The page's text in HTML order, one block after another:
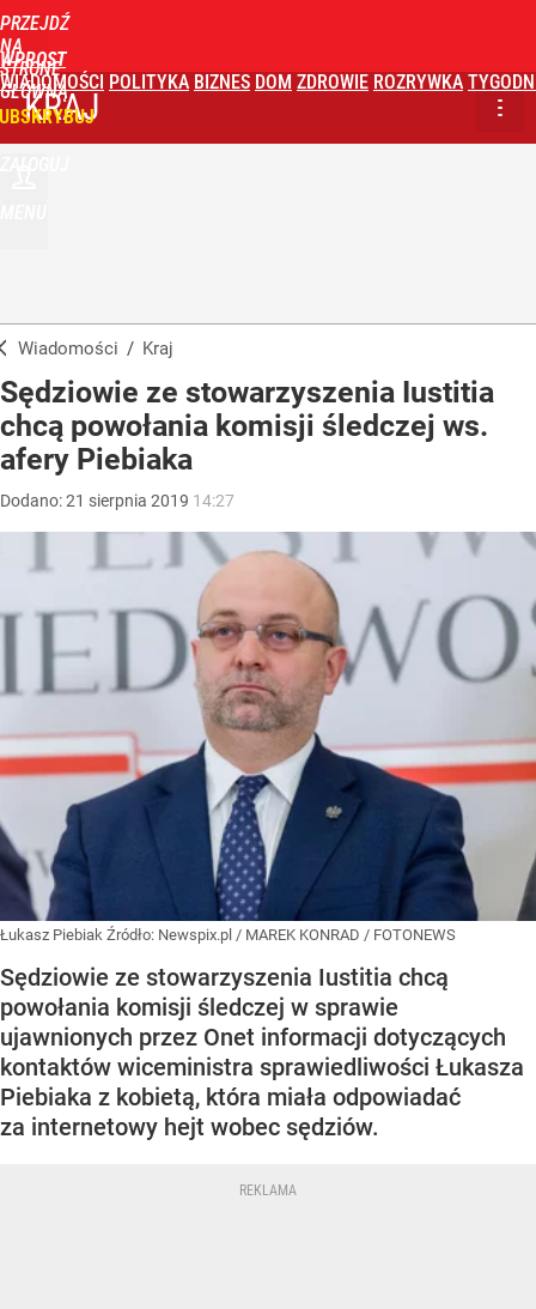
PRZEJDŹ
NA
STRONĘ
GŁÓWNĄ
WPROST
WIADOMOŚCI POLITYKA BIZNES DOM ZDROWIE ROZRYWKA
KRAJ
Wiadomości / Kraj
Sędziowie ze stowarzyszenia Iustitia
chcą powołania komisji śledczej ws.
afery Piebiaka
Dodano:21 sierpnia 2019 14:27
Łukasz Piebiak Źródło: Newspix.pl / MAREK KONRAD / FOTONEWS
Sędziowie ze stowarzyszenia Iustitia chcą
powołania komisji śledczej w sprawie
ujawnionych przez Onet informacji dotyczących
kontaktów wiceministra sprawiedliwości Łukasza
Piebiaka z kobietą, która miała odpowiadać
za internetowy hejt wobec sędziów.